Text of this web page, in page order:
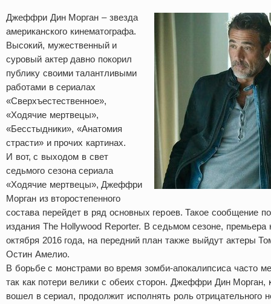
Джеффри Дин Морган – звезда
американского кинематографа.
Высокий, мужественный и
суровый актер давно покорил
публику своими талантливыми
работами в сериалах
«Сверхъестественное»,
«Ходячие мертвецы»,
«Бесстыдники», «Анатомия
страсти» и прочих картинах.
И вот, с выходом в свет
седьмого сезона сериала
«Ходячие мертвецы», Джеффри
Морган из второстепенного
состава перейдет в ряд основных героев. Такое сообщение
издания The Hollywood Reporter. В седьмом сезоне, премьера
октября 2016 года, на передний план также выйдут актеры
Остин Амелио.
В борьбе с монстрами во время зомби-апокалипсиса часто
так как потери велики с обеих сторон. Джеффри Дин Морган,
вошел в сериал, продолжит исполнять роль отрицательного